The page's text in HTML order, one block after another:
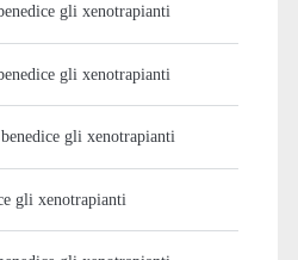
gli xenotrapianti
gli xenotrapianti
gli xenotrapianti
gli xenotrapianti